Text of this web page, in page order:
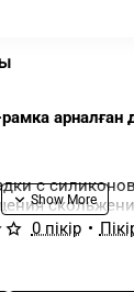
0 пікір •
арналған
с
радиусной